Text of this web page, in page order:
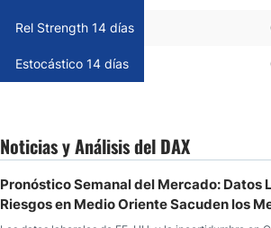
Rel Strength 14 días
Estocástico 14 días
Noticias y Análisis del DAX
Pronóstico Semanal del Mercado: Datos
Riesgos en Medio Oriente Sacuden los